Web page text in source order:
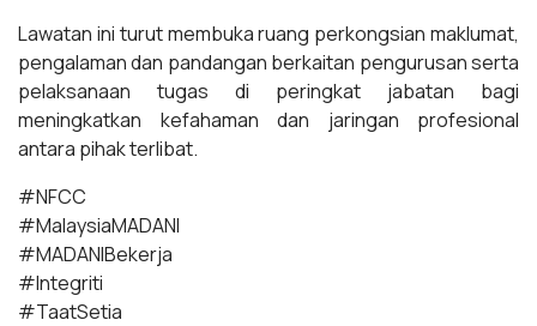
Lawatan ini turut membuka ruang perkongsian maklumat,
pengalaman dan pandangan berkaitan pengurusan serta
pelaksanaan tugas di peringkat jabatan bagi
meningkatkan kefahaman dan jaringan profesional
antara pihak terlibat.
#NFCC
#MalaysiaMADANI
#MADANIBekerja
#Integriti
#TaatSetia